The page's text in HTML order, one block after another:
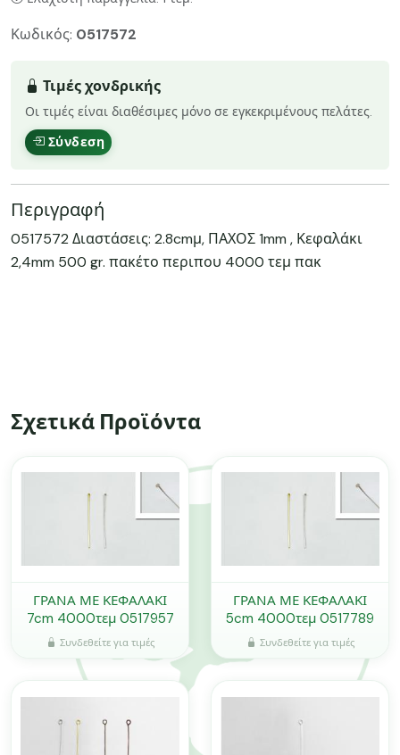
Κωδικός: 0517572
Τιμές χονδρικής
Οι τιμές είναι διαθέσιμες μόνο σε εγκεκριμένους πελάτες.
Σύνδεση
Περιγραφή
0517572 Διαστάσεις: 2.8cmμ, ΠΑΧΟΣ 1mm , Κεφαλάκι
2,4mm 500 gr. πακέτο περιπου 4000 τεμ πακ
Σχετικά Προϊόντα
ΓΡΑΝΑ ΜΕ ΚΕΦΑΛΑΚΙ
7cm 4000τεμ 0517957
Συνδεθείτε για τιμές
ΓΡΑΝΑ ΜΕ ΚΕΦΑΛΑΚΙ
5cm 4000τεμ 0517789
Συνδεθείτε για τιμές